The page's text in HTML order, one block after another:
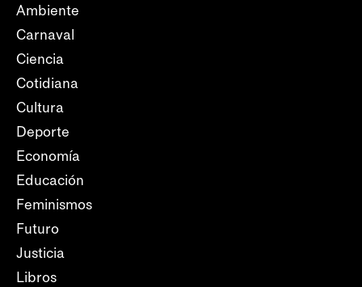
Ambiente
Carnaval
Ciencia
Cotidiana
Cultura
Deporte
Economía
Educación
Feminismos
Futuro
Justicia
Libros